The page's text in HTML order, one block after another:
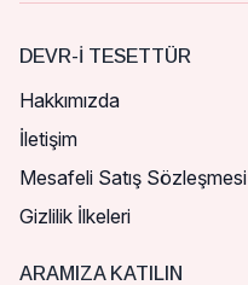
DEVR-I TESETTÜR
Hakkımızda
İletişim
Mesafeli Satış Sözleşmesi
Gizlilik İlkeleri
ARAMIZA KATILIN